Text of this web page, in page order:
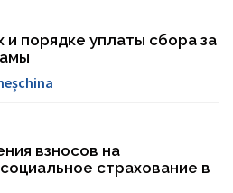
и порядке уплаты сбора за
взносов на
страхование в